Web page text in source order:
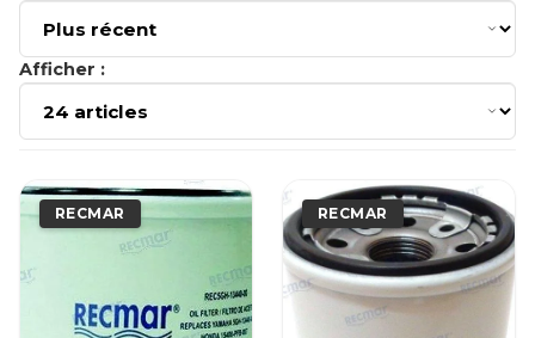
Afficher :
RECMAR RECMAR